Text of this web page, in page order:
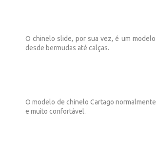
O chinelo slide, por sua vez, é um
desde bermudas até calças.
O modelo de chinelo Cartago
e muito confortável.